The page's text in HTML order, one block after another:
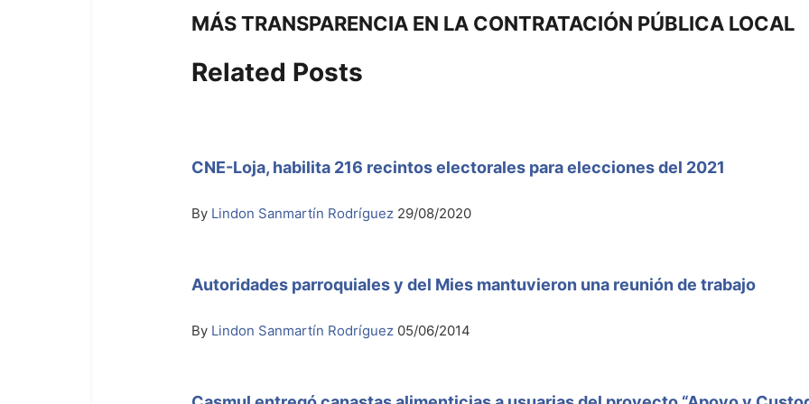
MÁS TRANSPARENCIA EN LA CONTRATACIÓN PÚBLICA LOCAL
Related Posts
CNE-Loja, habilita 216 recintos electorales para elecciones del 2021
By Lindon Sanmartín Rodríguez 29/08/2020
Autoridades parroquiales y del Mies mantuvieron una reunión de trabajo
By Lindon Sanmartín Rodríguez 05/06/2014